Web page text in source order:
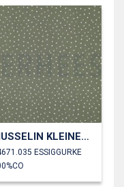
MUSSELIN KLEINE PUNKTE
ESSIGGURKE